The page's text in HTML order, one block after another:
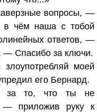
вопросы, —
чём наша с тобой
ответов, —
— Спасибо за ключи.
моей
его Бернард.
за то, что ты не
приложив руку к